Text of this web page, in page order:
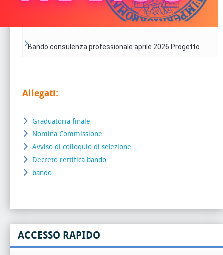
Bando consulenza professionale aprile 2026 Progetto
Allegati:
Graduatoria finale
Nomina Commissione
Avviso di colloquio di selezione
Decreto rettifica bando
bando
ACCESSO RAPIDO